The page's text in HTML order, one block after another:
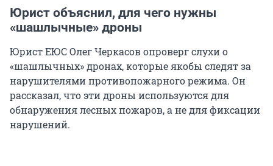
Юрист объяснил, для чего нужны
«шашлычные» дроны
Юрист ЕЮС Олег Черкасов опроверг слухи о
«шашлычных» дронах, которые якобы следят за
нарушителями противопожарного режима. Он
рассказал, что эти дроны используются для
обнаружения лесных пожаров, а не для фиксации
нарушений.